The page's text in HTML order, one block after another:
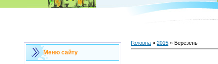
Меню сайту
Головна » 2015 » Березень